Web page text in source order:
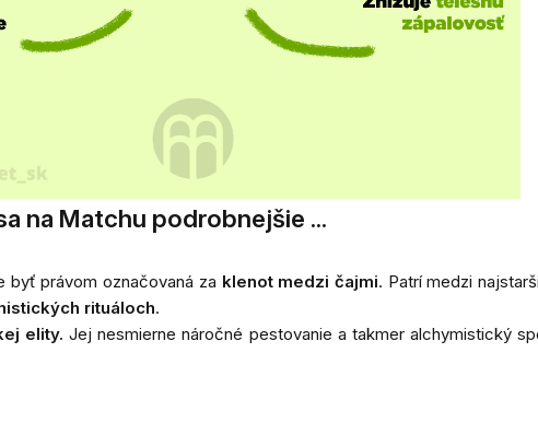
na Matchu podrobnejšie ...
byť právom označovaná za klenot medzi čajmi. Patrí medzi
rituáloch.
elity.Jej nesmierne náročné pestovanie a takmer alchymistický